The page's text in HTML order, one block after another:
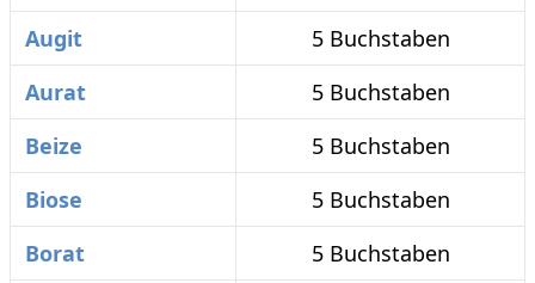
Augit
5 Buchstaben
Aurat
5 Buchstaben
Beize
5 Buchstaben
Biose
5 Buchstaben
Borat
5 Buchstaben